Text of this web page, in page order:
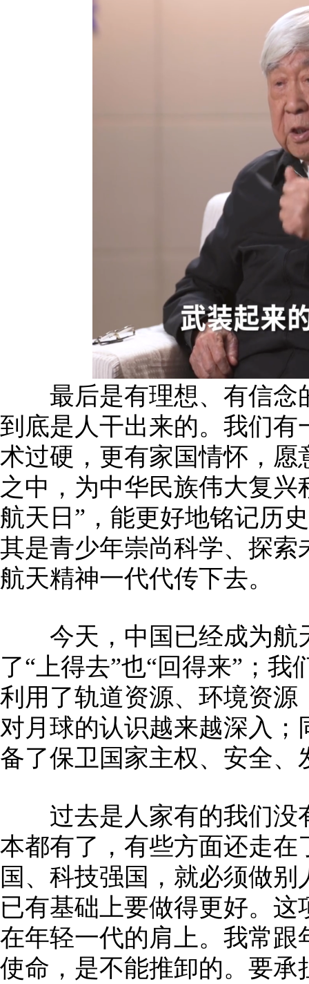
最后是有理想、有信念
到底是人干出来的。我们
术过硬，更有家国情怀，
之中，为中华民族伟大复
航天日”，能更好地铭记历
其是青少年崇尚科学、探
航天精神一代代传下去。
今天，中国已经成为航
了“上得去”也“回得来”；
利用了轨道资源、环境资
对月球的认识越来越深入
备了保卫国家主权、安全、
过去是人家有的我们没
本都有了，有些方面还走
国、科技强国，就必须做
已有基础上要做得更好。
在年轻一代的肩上。我常
使命，是不能推卸的。要